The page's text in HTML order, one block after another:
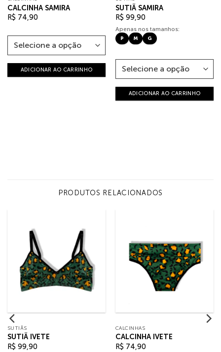
CALCINHA SAMIRA
R$ 74,90
ADICIONAR AO CARRINHO
SUTIÃ SAMIRA
R$ 99,90
Apenas nos tamanhos:
P M G
ADICIONAR AO CARRINHO
PRODUTOS RELACIONADOS
SUTIÃS
SUTIÃ IVETE
R$ 99,90
CALCINHAS
CALCINHA IVETE
R$ 74,90